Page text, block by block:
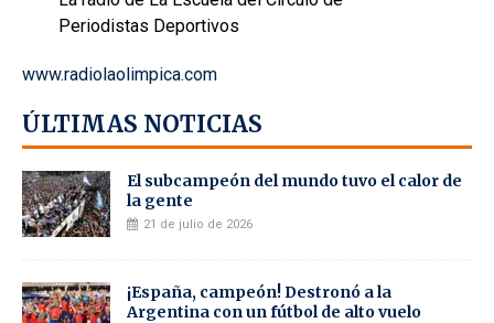
Periodistas Deportivos
www.radiolaolimpica.com
ÚLTIMAS NOTICIAS
El subcampeón del mundo tuvo el calor de
la gente
21 de julio de 2026
¡España, campeón! Destronó a la
Argentina con un fútbol de alto vuelo